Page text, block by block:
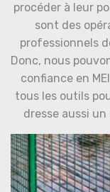
procéder à leur
sont des
professionnels
Donc, nous
confiance en
tous les outils
dresse aussi